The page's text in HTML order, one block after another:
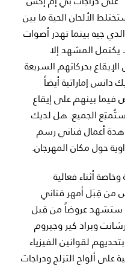
الألحان الحية ما بين
جيه بينما تهدر أصوات
المشهد إلا
بحركاتهم السريعة
إماراتية أيضاً
بينهم على إيقاع
الجميع. هل لديك
أعمال فناني رسم
حول مكان المهرجان.
أثناء فعالية
من قِبَل أمهر فناني
ستشهد عروضاً من قِبل
وبراد كير وجيروم
لقوانين الفيزياء
على ألواح التزلج ودراجات